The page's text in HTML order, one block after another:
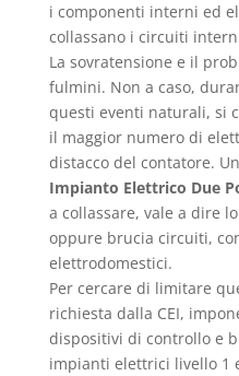
i componenti interni ed
collassano i circuiti
La sovratensione e il
fulmini. Non a caso,
questi eventi naturali, si
il maggior numero di
distacco del contatore.
Impianto Elettrico Due
a collassare, vale a dire
oppure brucia circuiti,
elettrodomestici.
Per cercare di limitare
richiesta dalla CEI,
dispositivi di controllo e
impianti elettrici livello 1